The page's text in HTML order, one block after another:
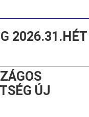
2026.31.HÉT
ÚJ